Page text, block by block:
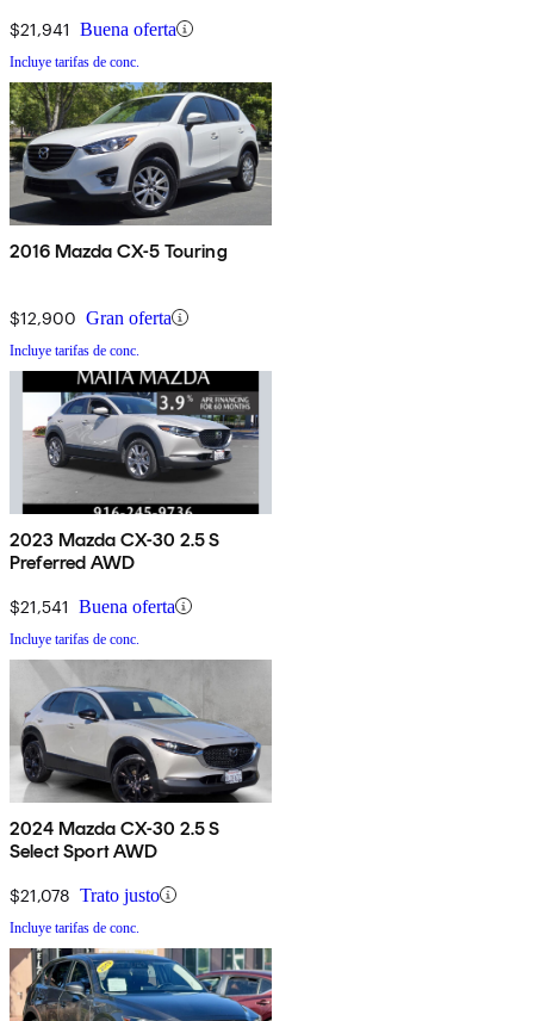
$21,941 Buena oferta
Incluye tarifas de conc.
2016 Mazda CX-5 Touring
$12,900 Gran oferta
Incluye tarifas de conc.
2023 Mazda CX-30 2.5 S
Preferred AWD
$21,541 Buena oferta
Incluye tarifas de conc.
2024 Mazda CX-30 2.5 S
Select Sport AWD
$21,078 Trato justo
Incluye tarifas de conc.